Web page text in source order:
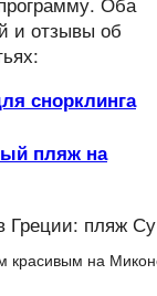
и отзывы об
снорклинга
пляж на
на